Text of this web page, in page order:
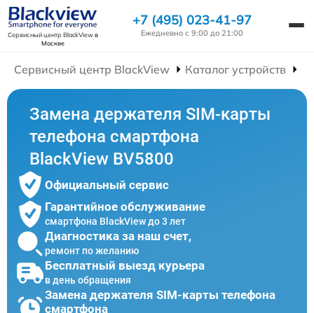
Сервисный центр BlackViewв
Москве
+7 (495) 023-41-97
Ежедневно с 9:00 до 21:00
Сервисный центр BlackView Каталог устройств
Замена держателя SIM-карты
телефона смартфона
BlackView BV5800
Официальный сервис
Гарантийное обслуживание
смартфона BlackView до 3 лет
Диагностика за наш счет,
ремонт по желанию
Бесплатный выезд курьера
в день обращения
Замена держателя SIM-карты телефона
смартфона